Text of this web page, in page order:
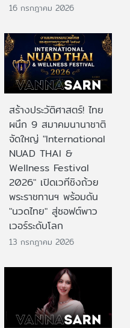
16 กรกฎาคม 2026
สร้างประวัติศาสตร์! ไทย
ผนึก 9 สมาคมนานาชาติ
จัดใหญ่ "International
NUAD THAI &
Wellness Festival
2026" เปิดเวทีชิงถ้วย
พระราชทานฯ พร้อมดัน
"นวดไทย" สู่ซอฟต์พาว
เวอร์ระดับโลก
13 กรกฎาคม 2026